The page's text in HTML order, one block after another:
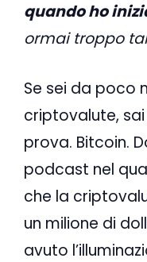
quando ho
ormai troppo
Se sei da poco
criptovalute,
prova. Bitcoin.
podcast nel
che la
un milione di
avuto